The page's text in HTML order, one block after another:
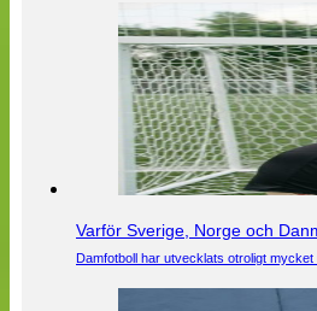
Varför Sverige, Norge och
Damfotboll har utvecklats otroligt